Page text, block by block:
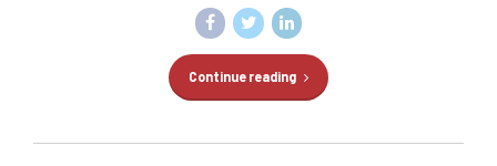
Continue reading